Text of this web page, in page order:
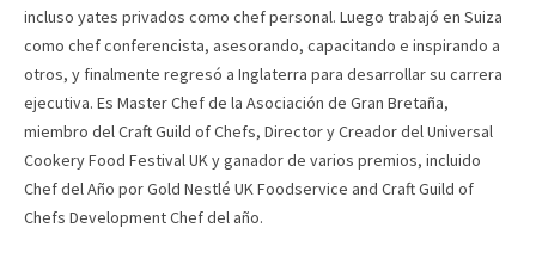
incluso yates privados como chef personal. Luego trabajó en Suiza
como chef conferencista, asesorando, capacitando e inspirando a
otros, y finalmente regresó a Inglaterra para desarrollar su carrera
ejecutiva. Es Master Chef de la Asociación de Gran Bretaña,
miembro del Craft Guild of Chefs, Director y Creador del Universal
Cookery Food Festival UK y ganador de varios premios, incluido
Chef del Año por Gold Nestlé UK Foodservice and Craft Guild of
Chefs Development Chef del año.